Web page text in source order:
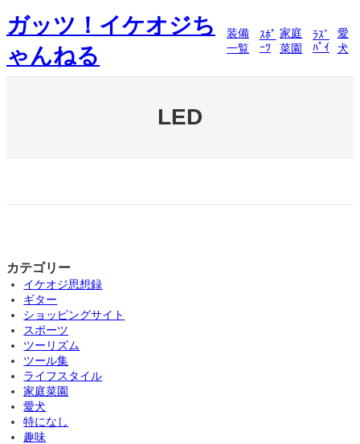
容
ス
キ
ガッツ！イケオジち
ゃんねる
装備
一覧
ｽﾎﾟ
ｰﾂ
家庭
菜園
ﾗｽﾞ
ﾊﾟｲ
愛
犬
LED
カテゴリー
イケオジ思想録
ギター
ショッピングサイト
スポーツ
ツーリズム
ツール集
ライフスタイル
家庭菜園
愛犬
特になし
趣味